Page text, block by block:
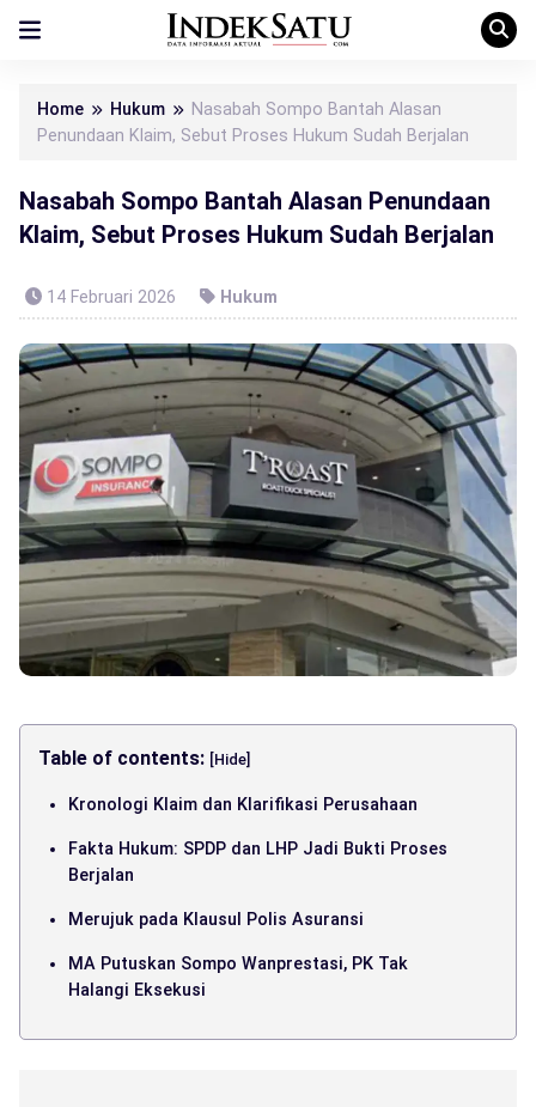
Home Hukum
Nasabah Sompo Bantah Alasan
Penundaan Klaim, Sebut Proses Hukum Sudah Berjalan
Nasabah Sompo Bantah Alasan Penundaan
Klaim, Sebut Proses Hukum Sudah Berjalan
14 Februari 2026 Hukum
Table of contents: [Hide]
Kronologi Klaim dan Klarifikasi Perusahaan
Fakta Hukum: SPDP dan LHP Jadi Bukti Proses
Berjalan
Merujuk pada Klausul Polis Asuransi
MA Putuskan Sompo Wanprestasi, PK Tak
Halangi Eksekusi